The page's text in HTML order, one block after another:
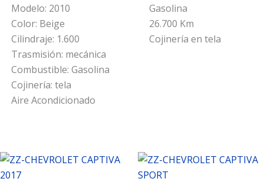
Modelo: 2010
Color: Beige
Cilindraje: 1.600
Trasmisión: mecánica
Combustible: Gasolina
Cojinería: tela
Aire Acondicionado
Gasolina
26.700 Km
Cojinería en tela